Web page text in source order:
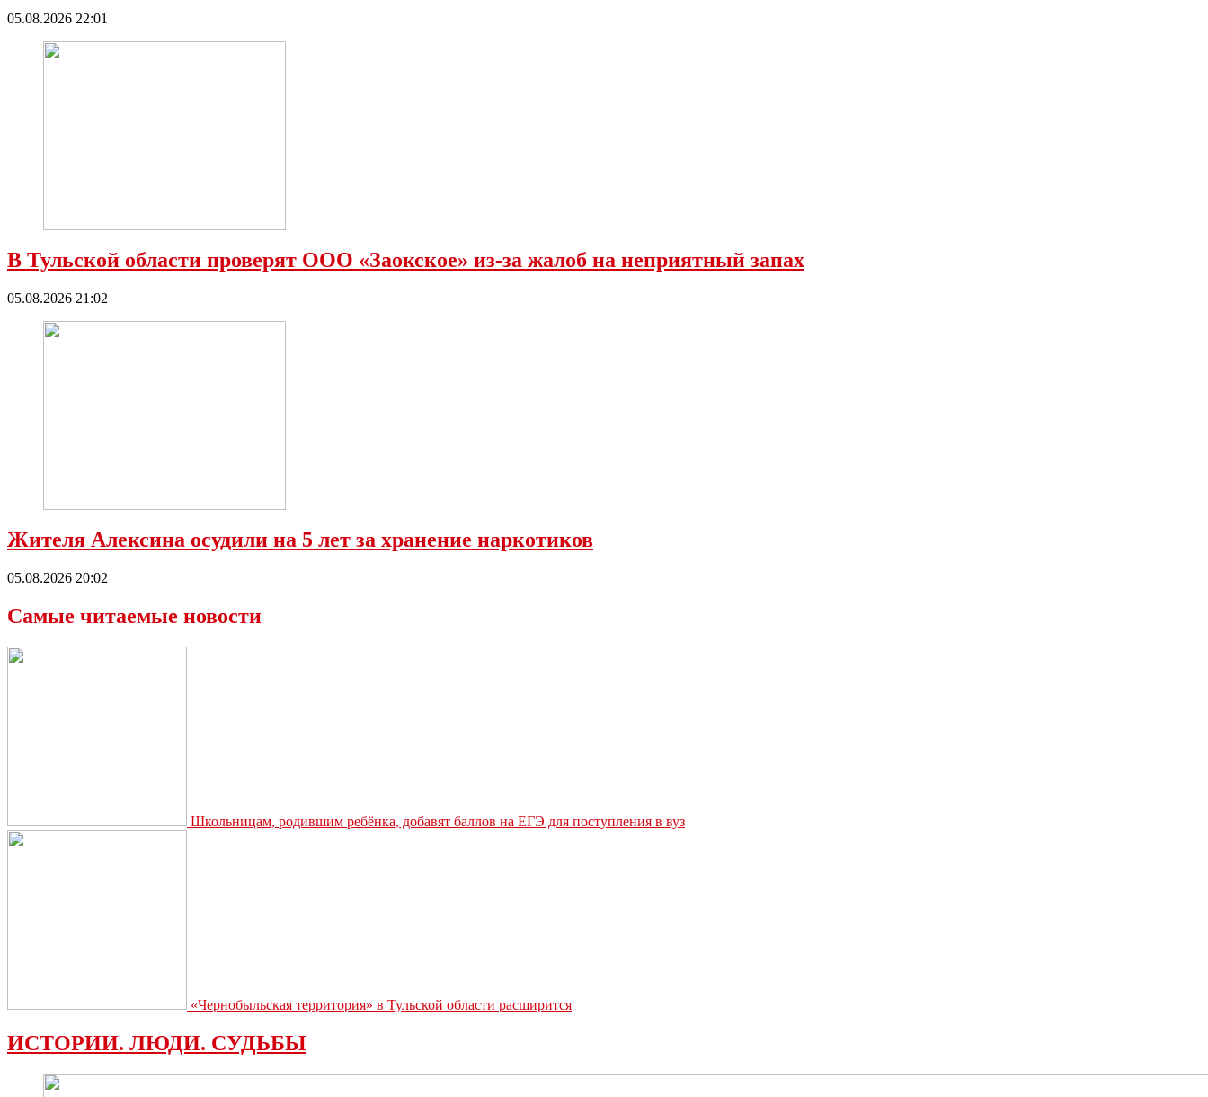
05.08.2026 22:01
В Тульской области проверят ООО «Заокское» из-за жалоб на неприятный запах
05.08.2026 21:02
Жителя Алексина осудили на 5 лет за хранение наркотиков
05.08.2026 20:02
Самые читаемые новости
Школьницам, родившим ребёнка, добавят баллов на ЕГЭ для поступления в вуз
«Чернобыльская территория» в Тульской области расширится
ИСТОРИИ. ЛЮДИ. СУДЬБЫ